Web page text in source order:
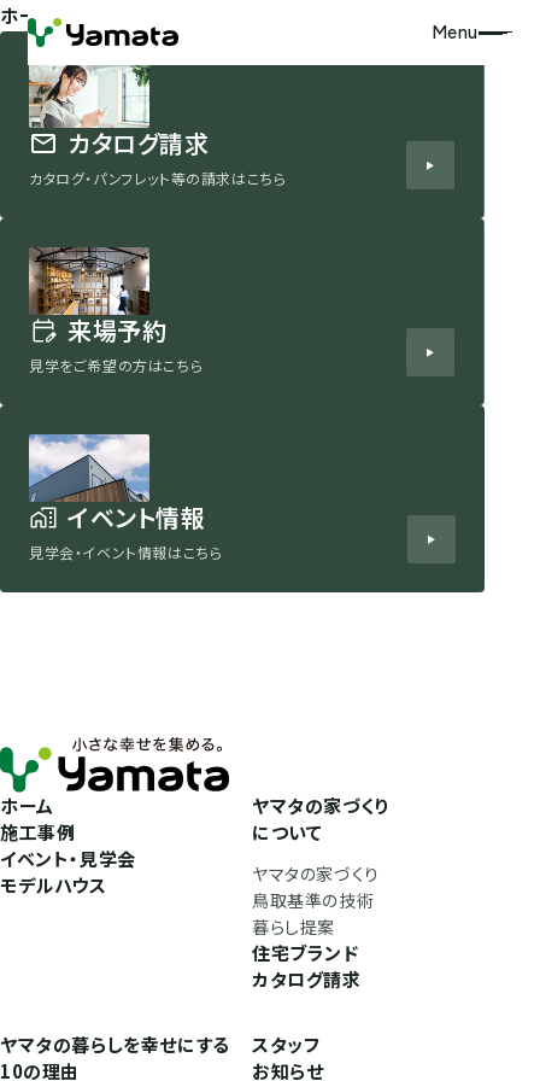
Menu
ホーム
カタログ請求
カタログ・パンフレット等の請求はこちら
来場予約
見学をご希望の方はこちら
イベント情報
見学会・イベント情報はこちら
ホーム
施工事例
イベント・見学会
モデルハウス
ヤマタの家づくり
について
ヤマタの家づくり
鳥取基準の技術
暮らし提案
住宅ブランド
カタログ請求
ヤマタの暮らしを幸せにする
10の理由
スタッフ
お知らせ